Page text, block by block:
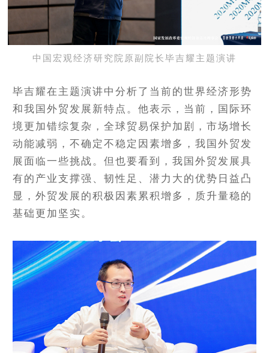
中国宏观经济研究院原副院长毕吉耀主题演讲
毕吉耀在主题演讲中分析了当前的世界经济形势
和我国外贸发展新特点。他表示，当前，国际环
境更加错综复杂，全球贸易保护加剧，市场增长
动能减弱，不确定不稳定因素增多，我国外贸发
展面临一些挑战。但也要看到，我国外贸发展具
有的产业支撑强、韧性足、潜力大的优势日益凸
显，外贸发展的积极因素累积增多，质升量稳的
基础更加坚实。